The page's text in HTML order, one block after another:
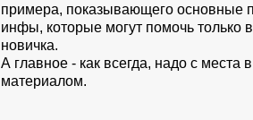
примера, показывающего основные
инфы, которые могут помочь только
новичка.
А главное - как всегда, надо с места
материалом.